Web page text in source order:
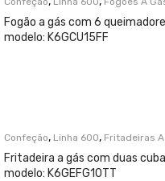
Fogão a gás com 6
modelo: K6GCU15FF
Confeção, Linha 600, Fritadeiras A
Fritadeira a gás com duas
modelo: K6GEFG10TT